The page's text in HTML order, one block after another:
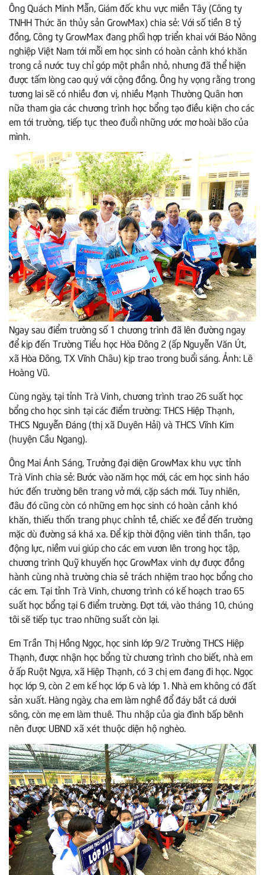
Ông Quách Minh Mẫn, Giám đốc khu vực miền Tây (Công ty
TNHH Thức ăn thủy sản GrowMax) chia sẻ: Với số tiền 8 tỷ
đồng, Công ty GrowMax đang phối hợp triển khai với Báo Nông
nghiệp Việt Nam tới mỗi em học sinh có hoàn cảnh khó khăn
trong cả nước tuy chỉ góp một phần nhỏ, nhưng đã thể hiện
được tấm lòng cao quý với cộng đồng. Ông hy vọng rằng trong
tương lai sẽ có nhiều đơn vị, nhiều Mạnh Thường Quân hơn
nữa tham gia các chương trình học bổng tạo điều kiện cho các
em tới trường, tiếp tục theo đuổi những ước mơ hoài bão của
mình.
Ngay sau điểm trường số 1 chương trình đã lên đường ngay
để kịp đến Trường Tiểu học Hòa Đông 2 (ấp Nguyễn Văn Út,
xã Hòa Đông, TX Vĩnh Châu) kịp trao trong buổi sáng. Ảnh: Lê
Hoàng Vũ.
Cùng ngày, tại tỉnh Trà Vinh, chương trình trao 26 suất học
bổng cho học sinh tại các điểm trường: THCS Hiệp Thạnh,
THCS Nguyễn Đáng (thị xã Duyên Hải) và THCS Vĩnh Kim
(huyện Cầu Ngang).
Ông Mai Ánh Sáng, Trưởng đại diện GrowMax khu vực tỉnh
Trà Vinh chia sẻ: Bước vào năm học mới, các em học sinh háo
hức đến trường bên trang vở mới, cặp sách mới. Tuy nhiên,
đâu đó cũng còn có những em học sinh có hoàn cảnh khó
khăn, thiếu thốn trang phục chỉnh tề, chiếc xe để đến trường
mặc dù đường sá khá xa. Để kịp thời động viên tinh thần, tạo
động lực, niềm vui giúp cho các em vươn lên trong học tập,
chương trình Quỹ khuyến học GrowMax vinh dự được đồng
hành cùng nhà trường chia sẻ trách nhiệm trao học bổng cho
các em. Tại tỉnh Trà Vinh, chương trình có kế hoạch trao 65
suất học bổng tại 6 điểm trường. Đợt tới, vào tháng 10, chúng
tôi sẽ tiếp tục trao những suất còn lại.
Em Trần Thị Hồng Ngọc, học sinh lớp 9/2 Trường THCS Hiệp
Thạnh, được nhận học bổng từ chương trình cho biết, nhà em
ở ấp Ruột Ngựa, xã Hiệp Thạnh, có 3 chị em đang đi học. Ngọc
học lớp 9, còn 2 em kế học lớp 6 và lớp 1. Nhà em không có đất
sản xuất. Hàng ngày, cha em làm nghề đổ đáy bắt cá dưới
sông, còn mẹ em làm thuê. Thu nhập của gia đình bấp bênh
nên được UBND xã xét thuộc diện hộ nghèo.